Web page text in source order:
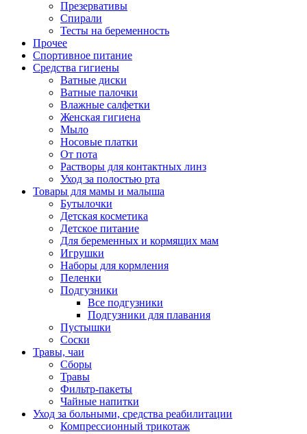
Презервативы
Спирали
Тесты на беременность
Прочее
Спортивное питание
Средства гигиены
Ватные диски
Ватные палочки
Влажные салфетки
Женская гигиена
Мыло
Носовые платки
От пота
Растворы для контактных линз
Уход за полостью рта
Товары для мамы и малыша
Бутылочки
Детская косметика
Детское питание
Для беременных и кормящих мам
Игрушки
Наборы для кормления
Пеленки
Подгузники
Все подгузники
Подгузники для плавания
Пустышки
Соски
Травы, чаи
Сборы
Травы
Фильтр-пакеты
Чайные напитки
Уход за больными, средства реабилитации
Компрессионный трикотаж